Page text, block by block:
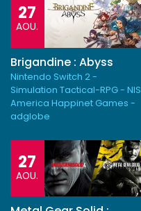
27
AOU.
Brigandine : Abyss
Nintendo Switch 2 -
Simulation Tactical-RPG - NIS
America Happinet Games -
adglobe
27
AOU.